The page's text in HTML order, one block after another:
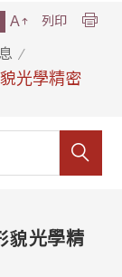
光學精密
A 列印
貌光學精